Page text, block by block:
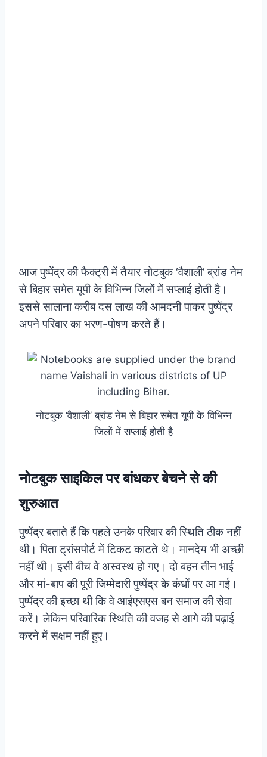
आज पुष्पेंद्र की फैक्ट्री में तैयार नोटबुक ‘वैशाली’ ब्रांड नेम
से बिहार समेत यूपी के विभिन्न जिलों में सप्लाई होती है।
इससे सालाना करीब दस लाख की आमदनी पाकर पुष्पेंद्र
अपने परिवार का भरण-पोषण करते हैं।
नोटबुक ‘वैशाली’ ब्रांड नेम से बिहार समेत यूपी के विभिन्न
जिलों में सप्लाई होती है
नोटबुक साइकिल पर बांधकर बेचने से की
शुरुआत
पुष्पेंद्र बताते हैं कि पहले उनके परिवार की स्थिति ठीक नहीं
थी। पिता ट्रांसपोर्ट में टिकट काटते थे। मानदेय भी अच्छी
नहीं थी। इसी बीच वे अस्वस्थ हो गए। दो बहन तीन भाई
और मां-बाप की पूरी जिम्मेदारी पुष्पेंद्र के कंधों पर आ गई।
पुष्पेंद्र की इच्छा थी कि वे आईएसएस बन समाज की सेवा
करें। लेकिन परिवारिक स्थिति की वजह से आगे की पढ़ाई
करने में सक्षम नहीं हुए।